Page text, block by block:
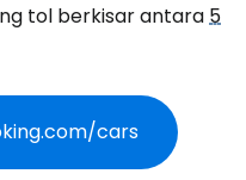
tol berkisar antara5
cars